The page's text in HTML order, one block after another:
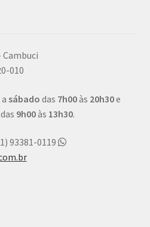
Cambuci
010
a sábado das 7h00às 20h30e
9h00às 13h30.
93381-0119